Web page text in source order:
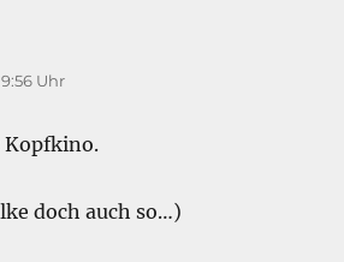
Uhr
Kopfkino.
doch auch so…)